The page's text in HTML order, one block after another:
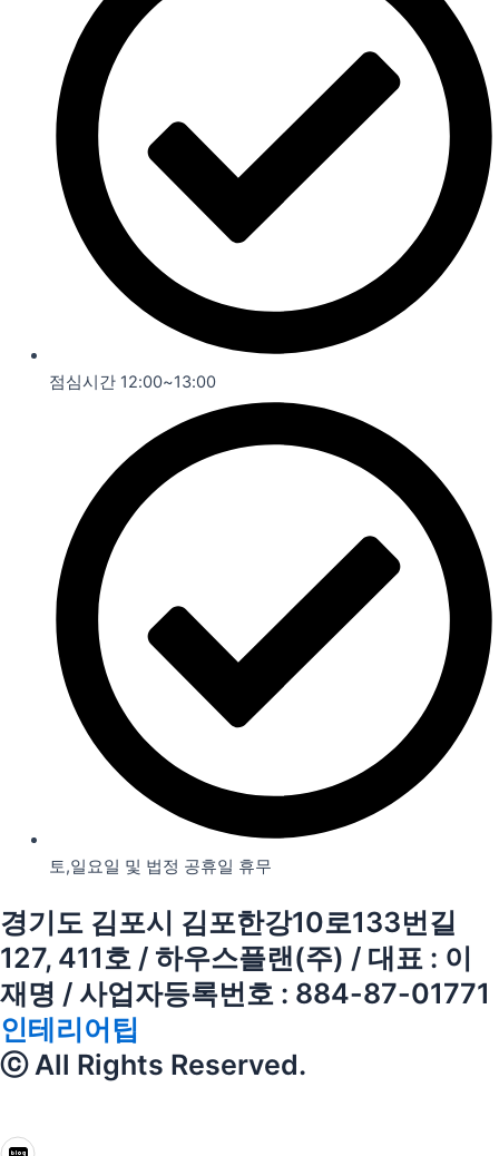
점심시간 12:00~13:00
토,일요일 및 법정 공휴일 휴무
경기도 김포시 김포한강10로133번길
127, 411호 / 하우스플랜(주) / 대표 : 이
재명 / 사업자등록번호 : 884-87-01771
인테리어팁
ⓒ All Rights Reserved.